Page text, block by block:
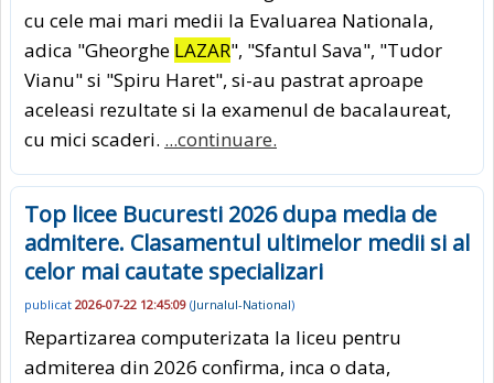
cu cele mai mari medii la Evaluarea Nationala,
adica "Gheorghe LAZAR", "Sfantul Sava", "Tudor
Vianu" si "Spiru Haret", si-au pastrat aproape
aceleasi rezultate si la examenul de bacalaureat,
cu mici scaderi. ...continuare.
Top licee Bucuresti 2026 dupa media de
admitere. Clasamentul ultimelor medii si al
celor mai cautate specializari
publicat 2026-07-22 12:45:09 (Jurnalul-National)
Repartizarea computerizata la liceu pentru
admiterea din 2026 confirma, inca o data,